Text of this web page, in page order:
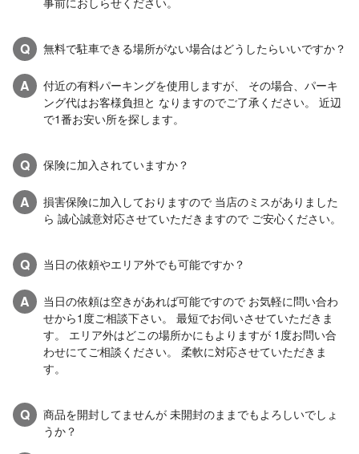
Q 無料で駐車できる場所がない場合はどうしたらいいですか？
A
付近の有料パーキングを使用しますが、 その場合、パーキ
ング代はお客様負担と なりますのでご了承ください。 近辺
で1番お安い所を探します。
Q 保険に加入されていますか？
A
損害保険に加入しておりますので 当店のミスがありました
ら 誠心誠意対応させていただきますので ご安心ください。
Q 当日の依頼やエリア外でも可能ですか？
A
当日の依頼は空きがあれば可能ですので お気軽に問い合わ
せから1度ご相談下さい。 最短でお伺いさせていただきま
す。 エリア外はどこの場所かにもよりますが 1度お問い合
わせにてご相談ください。 柔軟に対応させていただきま
す。
Q
商品を開封してませんが 未開封のままでもよろしいでしょ
うか？